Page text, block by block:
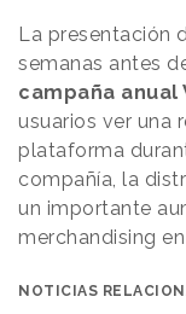
La presentación
semanas antes
campaña anual
usuarios ver una
plataforma
compañía, la
un importante
merchandising
NOTICIAS